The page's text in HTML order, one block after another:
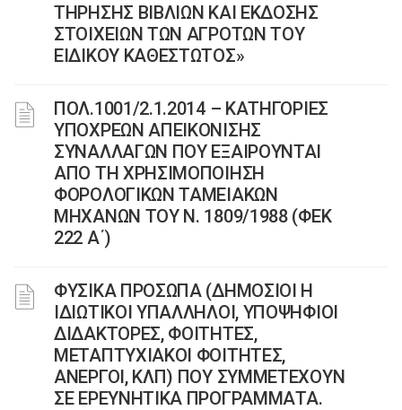
ΤΗΡΗΣΗΣ ΒΙΒΛΙΩΝ ΚΑΙ ΕΚΔΟΣΗΣ
ΣΤΟΙΧΕΙΩΝ ΤΩΝ ΑΓΡΟΤΩΝ ΤΟΥ
ΕΙΔΙΚΟΥ ΚΑΘΕΣΤΩΤΟΣ»
ΠΟΛ.1001/2.1.2014 – ΚΑΤΗΓΟΡΙΕΣ
ΥΠΟΧΡΕΩΝ ΑΠΕΙΚΟΝΙΣΗΣ
ΣΥΝΑΛΛΑΓΩΝ ΠΟΥ ΕΞΑΙΡΟΥΝΤΑΙ
ΑΠΟ ΤΗ ΧΡΗΣΙΜΟΠΟΙΗΣΗ
ΦΟΡΟΛΟΓΙΚΩΝ ΤΑΜΕΙΑΚΩΝ
ΜΗΧΑΝΩΝ ΤΟΥ Ν. 1809/1988 (ΦΕΚ
222 Α΄)
ΦΥΣΙΚΑ ΠΡΟΣΩΠΑ (ΔΗΜΟΣΙΟΙ Η
ΙΔΙΩΤΙΚΟΙ ΥΠΑΛΛΗΛΟΙ, ΥΠΟΨΗΦΙΟΙ
ΔΙΔΑΚΤΟΡΕΣ, ΦΟΙΤΗΤΕΣ,
ΜΕΤΑΠΤΥΧΙΑΚΟΙ ΦΟΙΤΗΤΕΣ,
ΑΝΕΡΓΟΙ, ΚΛΠ) ΠΟΥ ΣΥΜΜΕΤΕΧΟΥΝ
ΣΕ ΕΡΕΥΝΗΤΙΚΑ ΠΡΟΓΡΑΜΜΑΤΑ.